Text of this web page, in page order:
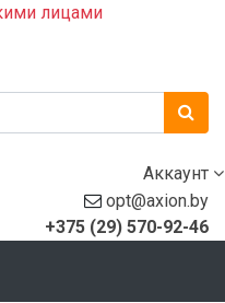
лицами
Аккаунт
opt@axion.by
+375 (29) 570-92-46